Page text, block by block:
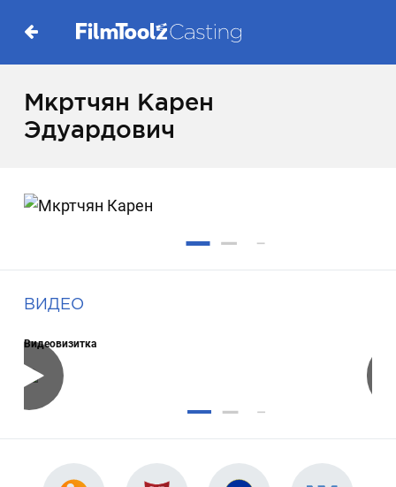
Мкртчян Карен
Эдуардович
ВИДЕО
Видеовизитка